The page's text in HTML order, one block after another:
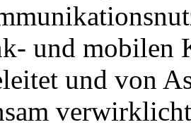
und mobilen
und von